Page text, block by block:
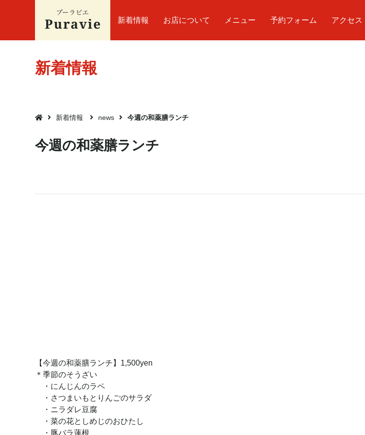
新着情報 お店について メニュー 予約フォーム アクセス
新着情報
 新着情報 news 今週の和薬膳ランチ
今週の和薬膳ランチ
【今週の和薬膳ランチ】1,500yen
＊季節のそうざい
・にんじんのラペ
・さつまいもとりんごのサラダ
・ニラダレ豆腐
・菜の花としめじのおひたし
・豚バラ蓮根